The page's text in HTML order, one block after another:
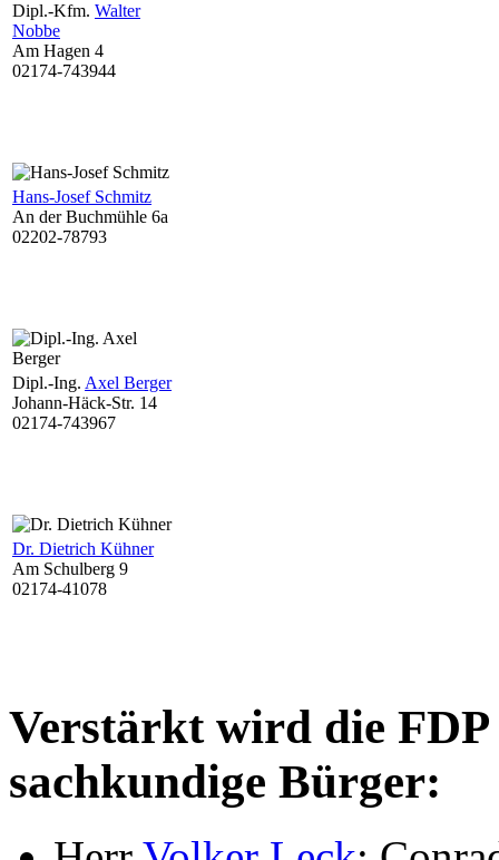
Dipl.-Kfm. Walter
Nobbe
Am Hagen 4
02174-743944
Hans-Josef Schmitz
An der Buchmühle 6a
02202-78793
Dipl.-Ing. Axel Berger
Johann-Häck-Str. 14
02174-743967
Dr. Dietrich Kühner
Am Schulberg 9
02174-41078
Verstärkt wird die
sachkundige Bürger: